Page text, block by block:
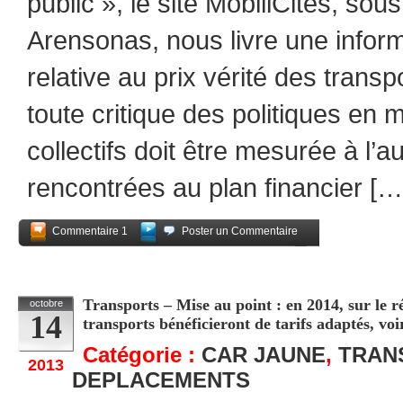
Arensonas, nous livre une
relative au prix vérité des
toute critique des politiques en
collectifs doit être mesurée à
rencontrées au plan financier
Commentaire 1
Poster un Commentaire
octobre
14
2013
Transports – Mise au point : en 2014, sur le
transports bénéficieront de tarifs adaptés,
Catégorie : CAR JAUNE,
DEPLACEMENTS